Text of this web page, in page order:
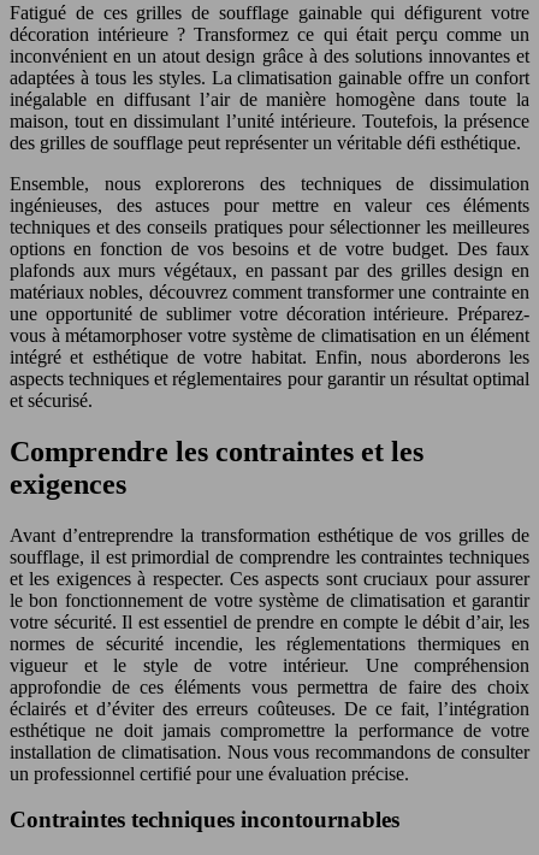
Fatigué de ces grilles de soufflage gainable qui défigurent votre
décoration intérieure ? Transformez ce qui était perçu comme un
inconvénient en un atout design grâce à des solutions innovantes et
adaptées à tous les styles. La climatisation gainable offre un confort
inégalable en diffusant l’air de manière homogène dans toute la
maison, tout en dissimulant l’unité intérieure. Toutefois, la présence
des grilles de soufflage peut représenter un véritable défi esthétique.
Ensemble, nous explorerons des techniques de dissimulation
ingénieuses, des astuces pour mettre en valeur ces éléments
techniques et des conseils pratiques pour sélectionner les meilleures
options en fonction de vos besoins et de votre budget. Des faux
plafonds aux murs végétaux, en passant par des grilles design en
matériaux nobles, découvrez comment transformer une contrainte en
une opportunité de sublimer votre décoration intérieure. Préparez-
vous à métamorphoser votre système de climatisation en un élément
intégré et esthétique de votre habitat. Enfin, nous aborderons les
aspects techniques et réglementaires pour garantir un résultat optimal
et sécurisé.
Comprendre les contraintes et les
exigences
Avant d’entreprendre la transformation esthétique de vos grilles de
soufflage, il est primordial de comprendre les contraintes techniques
et les exigences à respecter. Ces aspects sont cruciaux pour assurer
le bon fonctionnement de votre système de climatisation et garantir
votre sécurité. Il est essentiel de prendre en compte le débit d’air, les
normes de sécurité incendie, les réglementations thermiques en
vigueur et le style de votre intérieur. Une compréhension
approfondie de ces éléments vous permettra de faire des choix
éclairés et d’éviter des erreurs coûteuses. De ce fait, l’intégration
esthétique ne doit jamais compromettre la performance de votre
installation de climatisation. Nous vous recommandons de consulter
un professionnel certifié pour une évaluation précise.
Contraintes techniques incontournables